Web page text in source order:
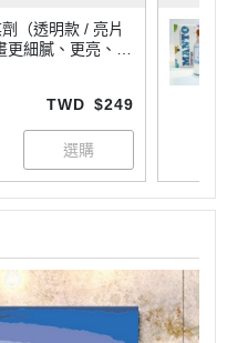
（透明款 / 亮片
細膩、更亮、更
TWD $249